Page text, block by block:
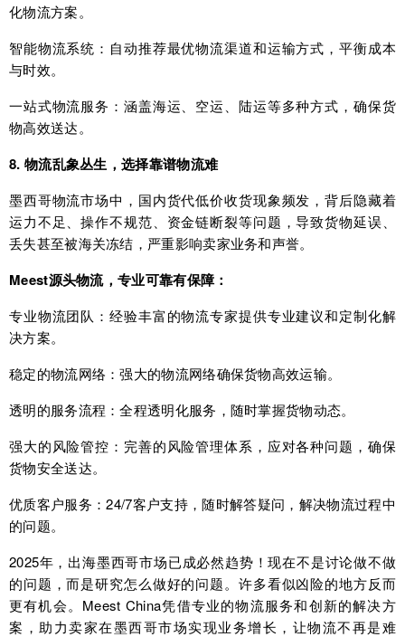
化物流方案。
智能物流系统：自动推荐最优物流渠道和运输方式，平衡成本
与时效。
一站式物流服务：涵盖海运、空运、陆运等多种方式，确保货
物高效送达。
8. 物流乱象丛生，选择靠谱物流难
墨西哥物流市场中，国内货代低价收货现象频发，背后隐藏着
运力不足、操作不规范、资金链断裂等问题，导致货物延误、
丢失甚至被海关冻结，严重影响卖家业务和声誉。
Meest源头物流，专业可靠有保障：
专业物流团队：经验丰富的物流专家提供专业建议和定制化解
决方案。
稳定的物流网络：强大的物流网络确保货物高效运输。
透明的服务流程：全程透明化服务，随时掌握货物动态。
强大的风险管控：完善的风险管理体系，应对各种问题，确保
货物安全送达。
优质客户服务：24/7客户支持，随时解答疑问，解决物流过程中
的问题。
2025年，出海墨西哥市场已成必然趋势！现在不是讨论做不做
的问题，而是研究怎么做好的问题。许多看似凶险的地方反而
更有机会。Meest China凭借专业的物流服务和创新的解决方
案，助力卖家在墨西哥市场实现业务增长，让物流不再是难